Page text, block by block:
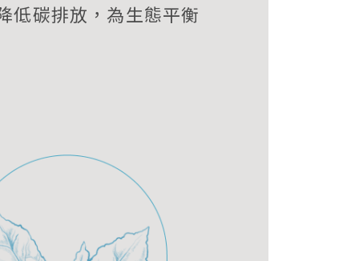
低碳排放，為生態平衡